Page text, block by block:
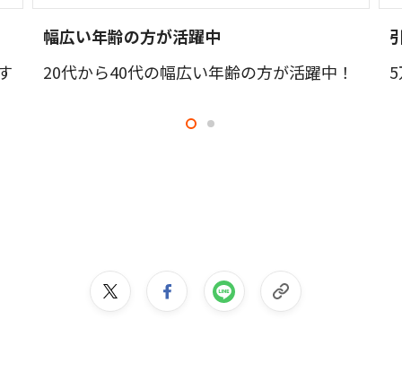
幅広い年齢の方が活躍中
20代から40代の幅広い年齢の方が活躍中！